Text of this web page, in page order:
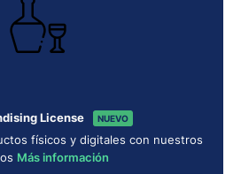
License NUEVO
físicos y digitales con nuestros
Más información